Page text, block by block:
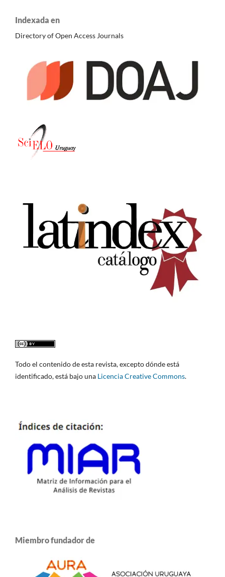
Indexada en
Directory of Open Access Journals
Todo el contenido de esta revista, excepto dónde está
identificado, está bajo una Licencia Creative Commons.
Miembro fundador de